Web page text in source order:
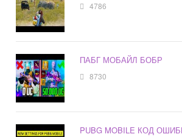
4786
ПАБГ МОБАЙЛ БОБР
8730
PUBG MOBILE КОД